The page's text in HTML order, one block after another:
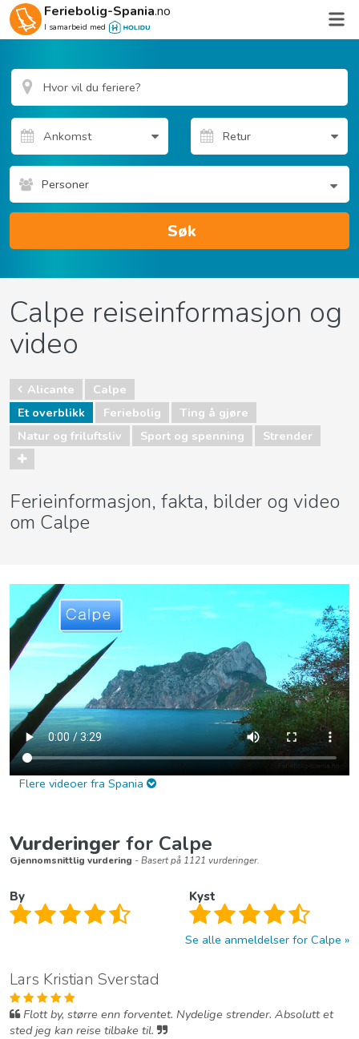
Feriebolig-Spania.no
I samarbeid med
Personer
Søk
Calpe reiseinformasjon og
video
Alicante
Calpe
Et overblikk
Feriebolig
Ting å gjøre
Natur og friluftsliv
Sport og spenning Strender
Ferieinformasjon, fakta, bilder og video
om Calpe
Flere videoer fra Spania
Vurderinger for Calpe
Gjennomsnittlig vurdering - Basert på 1121 vurderinger.
By Kyst
Se alle anmeldelser for Calpe
Lars Kristian Sverstad
Flott by, større enn forventet. Nydelige strender. Absolutt et
sted jeg kan reise tilbake til.